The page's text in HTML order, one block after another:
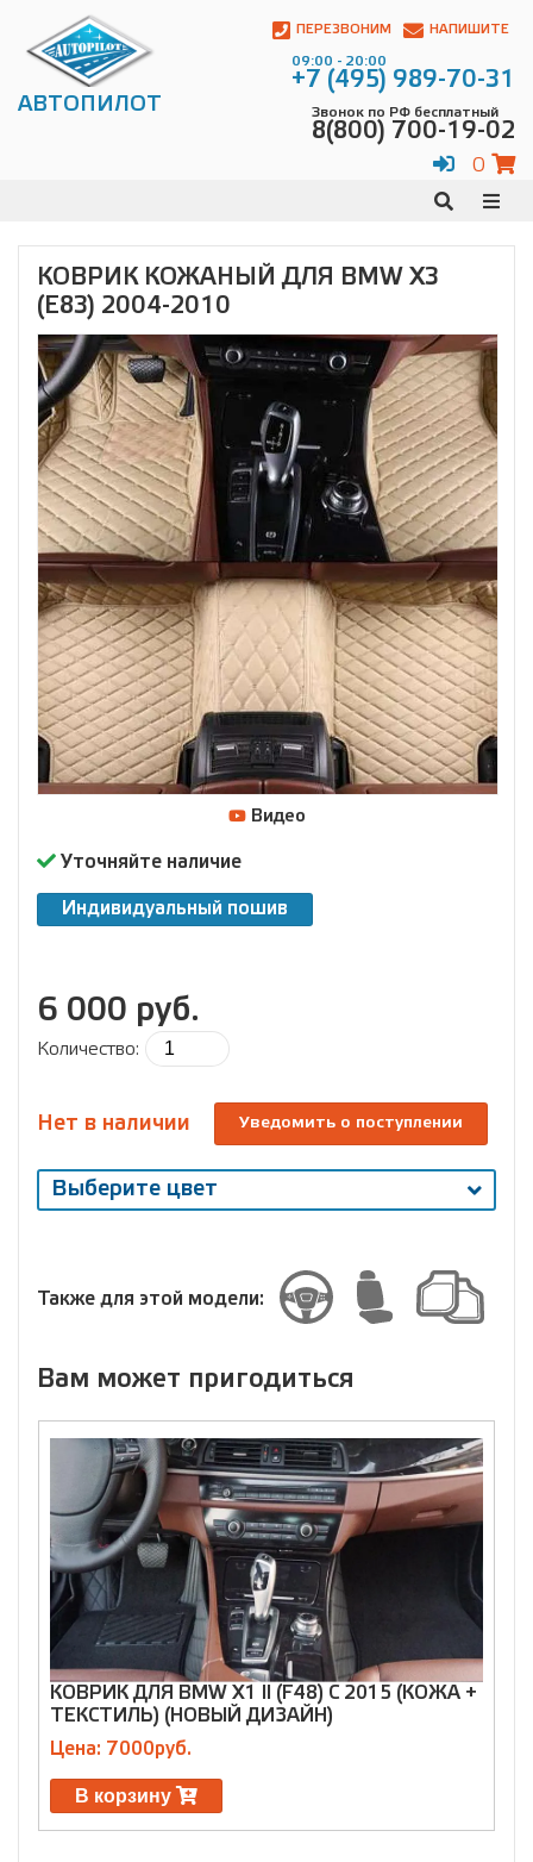
АВТОПИЛОТ
ПЕРЕЗВОНИМ НАПИШИТЕ
09:00 - 20:00
+7 (495) 989-70-31
Звонок по РФ бесплатный
8(800) 700-19-02
0
КОВРИК КОЖАНЫЙ ДЛЯ BMW Х3
(E83) 2004-2010
Уточняйте наличие
Индивидуальный пошив
6 000 руб.
Количество:
Нет в наличии Уведомить о поступлении
Видео
Выберите цвет
Выберите
Также для этой модели:
Вам может пригодиться
КОВРИК ДЛЯ BMW X1 II (F48) С 2015 (КОЖА +
ТЕКСТИЛЬ) (НОВЫЙ ДИЗАЙН)
Цена: 7000руб.
В корзину
Контакты:
Адрес:
Чагинская
700-
Телефон:+7
(495)
989-
Электронная
почта:
info@avtopilot1.ru